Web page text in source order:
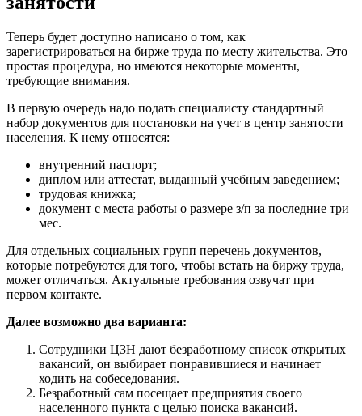
Теперь будет доступно написано о том, как
зарегистрироваться на бирже труда по месту жительства. Это
простая процедура, но имеются некоторые моменты,
требующие внимания.
В первую очередь надо подать специалисту стандартный
набор документов для постановки на учет в центр занятости
населения. К нему относятся:
внутренний паспорт;
диплом или аттестат, выданный учебным заведением;
трудовая книжка;
документ с места работы о размере з/п за последние три
мес.
Для отдельных социальных групп перечень документов,
которые потребуются для того, чтобы встать на биржу труда,
может отличаться. Актуальные требования озвучат при
первом контакте.
Далее возможно два варианта:
Сотрудники ЦЗН дают безработному список открытых
вакансий, он выбирает понравившиеся и начинает
ходить на собеседования.
Безработный сам посещает предприятия своего
населенного пункта с целью поиска вакансий.